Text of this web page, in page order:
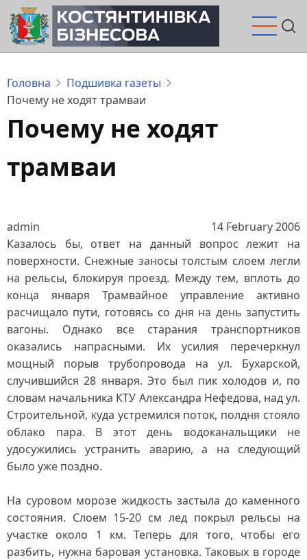
Перейти
до
основного
Головна
Подшивка газеты
Почему не ходят трамваи
Почему не ходят
трамваи
admin
14 February 2006
Казалось бы, ответ на данный вопрос лежит на
поверхности. Снежные заносы толстым слоем легли
на рельсы, блокируя проезд. Между тем, вплоть до
конца января Трамвайное управление активно
расчищало пути, готовясь со дня на день запустить
вагоны. Однако все старания транспортников
оказались напрасными. Их усилия перечеркнул
мощный порыв трубопровода на ул. Бухарской,
случившийся 28 января. Это был пик холодов и, по
словам начальника КТУ Александра Нефедова, над ул.
Строительной, куда устремился поток, полдня стояло
облако пара. В этот день водоканальщики не
удосужились устранить аварию, а на следующий
было уже поздно.
На суровом морозе жидкость застыла до каменного
состояния. Слоем 15-20 см лед покрыл рельсы на
участке около 1 км. Теперь для того, чтобы его
разбить, нужна баровая установка. Таковых в городе